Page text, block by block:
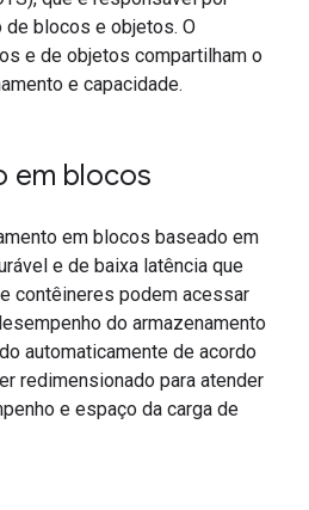
de blocos e objetos. O
e de objetos compartilham o
e capacidade.
em blocos
em blocos baseado em
e de baixa latência que
contêineres podem acessar
do armazenamento
automaticamente de acordo
redimensionado para atender
e espaço da carga de